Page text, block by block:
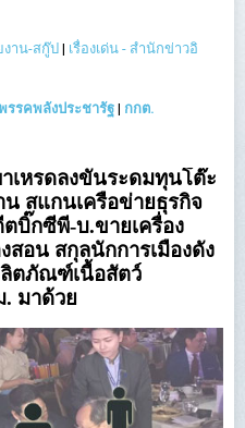
งาน-สกู๊ป | เรื่องเด่น - สำนักข่าวอิ
รรคพลังประชารัฐ | กกต.
เหรดลงขันระดมทุนโต๊ะ
น สแกนเครือข่ายธุรกิจ
บิ๊กซีพี-บ.ขายเครื่อง
สอน สกุลนักการเมืองดัง
ตภัณฑ์เนื้อสัตว์
มาด้วย